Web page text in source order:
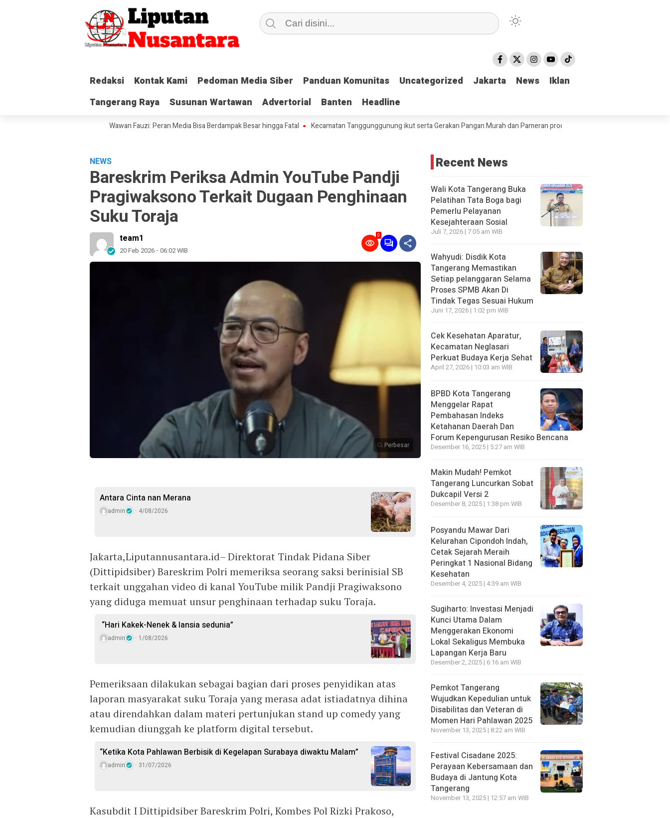
Redaksi Kontak Kami Pedoman Media Siber Panduan Komunitas Uncategorized Jakarta News
Iklan
Tangerang Raya
Susunan Wartawan Advertorial Banten Headline
Redaksi Kontak Kami Pedoman Media Siber Panduan Komunitas Uncategorized Jakarta News
Iklan
Tangerang Raya
Susunan Wartawan Advertorial Banten Headline
SK ke Kesbangpol, Wawan Fauzi: Peran Media Bisa Berdampak Besar hingga Fatal Kecamatan Tanggunggunung ikut serta Gerakan Pangan Murah dan Pameran produk unggulan Kabupaten Tulungagung
NEWS
Bareskrim Periksa Admin YouTube Pandji
Pragiwaksono Terkait Dugaan Penghinaan
Suku Toraja
team1
20 Feb 2026 - 06:02 WIB
0
Perbesar
Antara Cinta nan Merana
admin 4/08/2026
Jakarta,Liputannusantara.id– Direktorat Tindak Pidana Siber
(Dittipidsiber) Bareskrim Polri memeriksa seorang saksi berinisial SB
terkait unggahan video di kanal YouTube milik Pandji Pragiwaksono
yang diduga memuat unsur penghinaan terhadap suku Toraja.
“Hari Kakek-Nenek & lansia sedunia”
admin 1/08/2026
Pemeriksaan dilakukan sebagai bagian dari proses penyidikan atas
laporan masyarakat suku Toraja yang merasa adat istiadatnya dihina
atau direndahkan dalam materi pertunjukan stand up comedy yang
kemudian diunggah ke platform digital tersebut.
“Ketika Kota Pahlawan Berbisik di Kegelapan Surabaya diwaktu Malam”
admin 31/07/2026
Kasubdit I Dittipidsiber Bareskrim Polri, Kombes Pol Rizki Prakoso,
Recent News
Wali Kota Tangerang Buka
Pelatihan Tata Boga bagi
Pemerlu Pelayanan
Kesejahteraan Sosial
Juli 7, 2026 | 7:05 am WIB
Wahyudi: Disdik Kota
Tangerang Memastikan
Setiap pelanggaran Selama
Proses SPMB Akan Di
Tindak Tegas Sesuai Hukum
Juni 17, 2026 | 1:02 pm WIB
Cek Kesehatan Aparatur,
Kecamatan Neglasari
Perkuat Budaya Kerja Sehat
April 27, 2026 | 10:03 am WIB
BPBD Kota Tangerang
Menggelar Rapat
Pembahasan lndeks
Ketahanan Daerah Dan
Forum Kepengurusan Resiko Bencana
Desember 16, 2025 | 5:27 am WIB
Makin Mudah! Pemkot
Tangerang Luncurkan Sobat
Dukcapil Versi 2
Desember 8, 2025 | 1:38 pm WIB
Posyandu Mawar Dari
Kelurahan Cipondoh lndah,
Cetak Sejarah Meraih
Peringkat 1 Nasional Bidang
Kesehatan
Desember 4, 2025 | 4:39 am WIB
Sugiharto: Investasi Menjadi
Kunci Utama Dalam
Menggerakan Ekonomi
Lokal Sekaligus Membuka
Lapangan Kerja Baru
Desember 2, 2025 | 6:16 am WIB
Pemkot Tangerang
Wujudkan Kepedulian untuk
Disabilitas dan Veteran di
Momen Hari Pahlawan 2025
November 13, 2025 | 8:22 am WIB
Festival Cisadane 2025:
Perayaan Kebersamaan dan
Budaya di Jantung Kota
Tangerang
November 13, 2025 | 12:57 am WIB